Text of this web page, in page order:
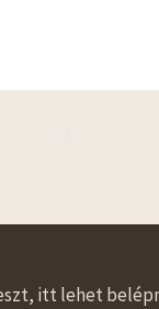
itt lehet